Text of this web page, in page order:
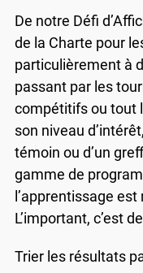
De notre Défi
de la Charte pour
particulièrement à
passant par les
compétitifs ou tout
son niveau
témoin ou d’un
gamme de
l’apprentissage
L’important, c’est
Trier les résultats